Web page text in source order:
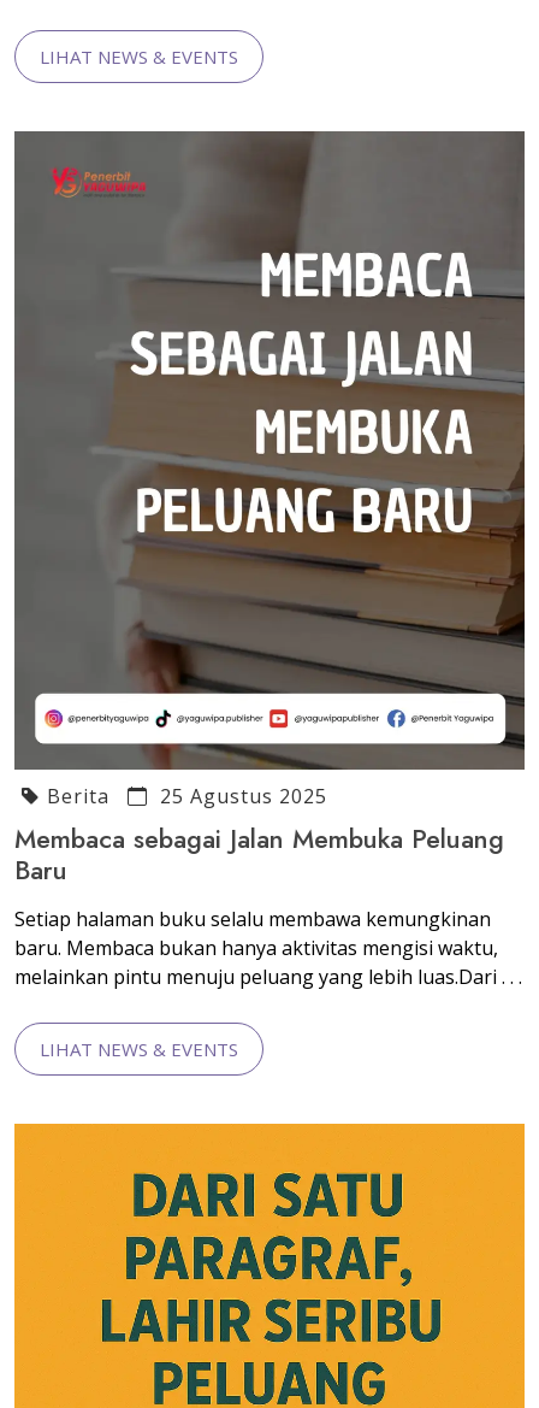
LIHAT NEWS & EVENTS
Berita 25 Agustus 2025
Membaca sebagai Jalan Membuka Peluang
Baru
Setiap halaman buku selalu membawa kemungkinan
baru. Membaca bukan hanya aktivitas mengisi waktu,
melainkan pintu menuju peluang yang lebih luas.Dari . . .
LIHAT NEWS & EVENTS